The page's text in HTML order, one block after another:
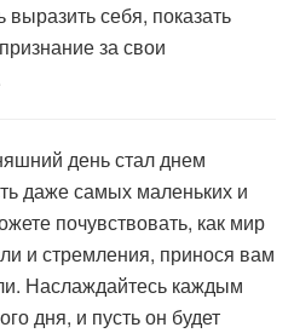
себя, показать
за свои
день стал днем
даже самых маленьких и
почувствовать, как мир
и стремления, принося вам
Наслаждайтесь каждым
дня, и пусть он будет